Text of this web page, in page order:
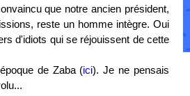
que notre ancien président,
reste un homme intègre. Oui
d'idiots qui se réjouissent de cette
de Zaba (ici). Je ne pensais